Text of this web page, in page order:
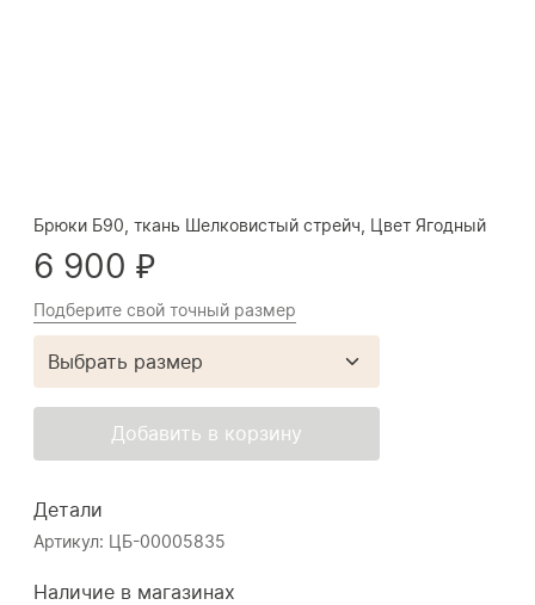
Брюки Б90, ткань Шелковистый стрейч, Цвет Ягодный
6 900 ₽
Подберите свой точный размер
Выбрать размер
Добавить в корзину
Детали
Артикул: ЦБ-00005835
Наличие в магазинах